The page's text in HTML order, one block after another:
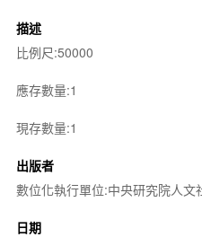
描述
比例尺:50000
應存數量:1
現存數量:1
出版者
數位化執行單位:中央研究院人文
日期